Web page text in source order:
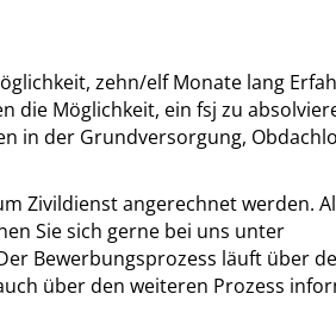
zehn/elf Monate lang
die Möglichkeit, ein fsj zu
in der Grundversorgung,
Zivildienst angerechnet werden.
Sie sich gerne bei uns unter
Bewerbungsprozess läuft über
über den weiteren Prozess